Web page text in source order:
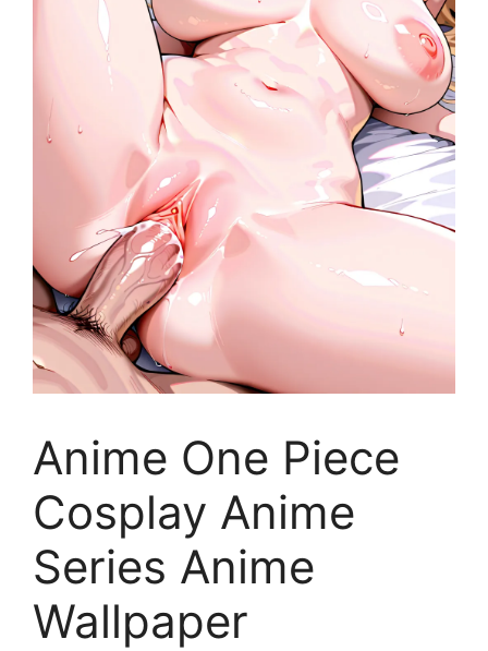
Anime One Piece
Cosplay Anime
Series Anime
Wallpaper